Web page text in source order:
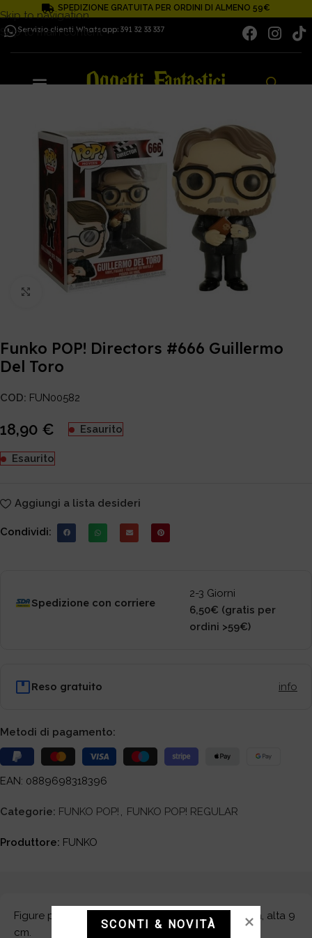
Skip to navigation
Skip to main content
SPEDIZIONE GRATUITA PER ORDINI DI ALMENO 59€
Servizio clienti Whatsapp: 391 32 33 337
Click to enlarge
Funko POP! Directors #666 Guillermo
Del Toro
COD: FUN00582
18,90 € Esaurito
Esaurito
Aggiungi a lista desideri
Condividi:
Spedizione con corriere
2-3 Giorni
6,50€ (gratis per
ordini >59€)
Reso gratuito info
Metodi di pagamento:
EAN: 0889698318396
Categorie: FUNKO POP! , FUNKO POP! REGULAR
Produttore: FUNKO
Figure per collezionisti in PVC, precolorata, statica, alta 9
cm.
SCONTI & NOVITÀ